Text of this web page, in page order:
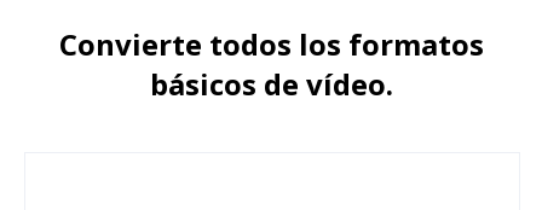
Сonvierte todos los formatos
básicos de vídeo.